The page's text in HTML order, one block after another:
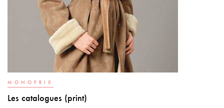
MONOPRIX
Les catalogues (print)